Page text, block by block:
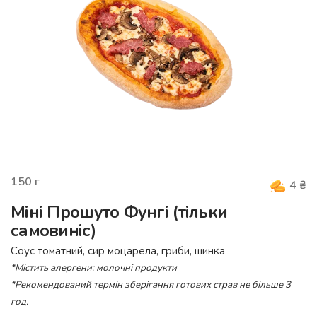
150 г 4 ₴
Міні Прошуто Фунгі (тільки
самовиніс)
Соус томатний, сир моцарела, гриби, шинка
*Містить алергени: молочні продукти
*Рекомендований термін зберігання готових страв не більше 3
год.